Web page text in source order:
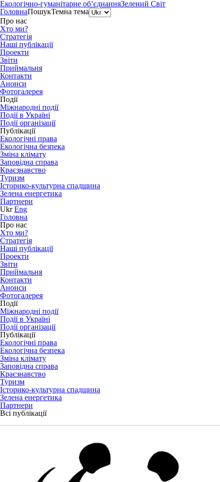
Екологічно-гуманітарне об’єднанняЗелений Світ
ГоловнаПошукТемна тема
Про нас
Хто ми?
Стратегія
Наші публікації
Проекти
Звіти
Приймальня
Контакти
Анонси
Фотогалерея
Події
Міжнародні події
Події в Україні
Події організації
Публікації
Екологічні права
Екологічна безпека
Зміна клімату
Заповідна справа
Краєзнавство
Туризм
Історико-культурна спадщина
Зелена енергетика
Партнери
Ukr Eng
Головна
Про нас
Хто ми?
Стратегія
Наші публікації
Проекти
Звіти
Приймальня
Контакти
Анонси
Фотогалерея
Події
Міжнародні події
Події в Україні
Події організації
Публікації
Екологічні права
Екологічна безпека
Зміна клімату
Заповідна справа
Краєзнавство
Туризм
Історико-культурна спадщина
Зелена енергетика
Партнери
Всі публікації